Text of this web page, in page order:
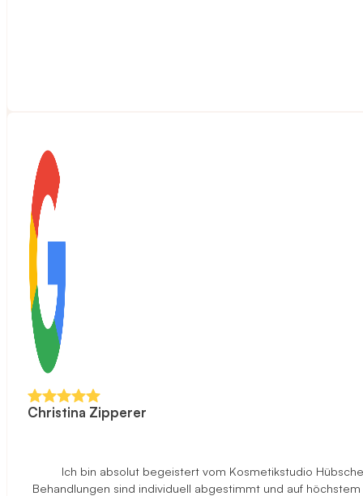
Christina Zipperer
Ich bin absolut begeistert vom Kosmetikstudio
Behandlungen sind individuell abgestimmt und auf